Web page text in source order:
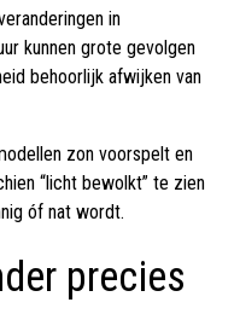
in
kunnen grote gevolgen
behoorlijk afwijken van
zon voorspelt en
“licht bewolkt” te zien
óf nat wordt.
precies